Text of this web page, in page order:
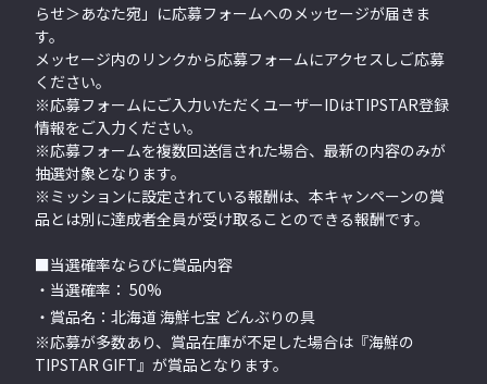
らせ＞あなた宛」に応募フォームへのメッセージが届きま
す。
メッセージ内のリンクから応募フォームにアクセスしご応募
ください。
※応募フォームにご入力いただくユーザーIDはTIPSTAR登録
情報をご入力ください。
※応募フォームを複数回送信された場合、最新の内容のみが
抽選対象となります。
※ミッションに設定されている報酬は、本キャンペーンの賞
品とは別に達成者全員が受け取ることのできる報酬です。
■当選確率ならびに賞品内容
・当選確率： 50%
・賞品名：北海道 海鮮七宝 どんぶりの具
※応募が多数あり、賞品在庫が不足した場合は『海鮮の
TIPSTAR GIFT』が賞品となります。